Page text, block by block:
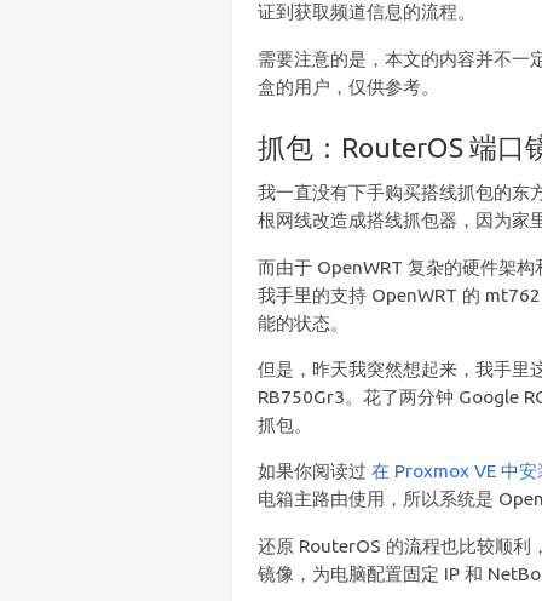
证到获取频道信息的流程。
需要注意的是，本文的内容并不一
盒的用户，仅供参考。
抓包：RouterOS 端口
我一直没有下手购买搭线抓包的东
根网线改造成搭线抓包器，因为家
而由于 OpenWRT 复杂的硬件架
我手里的支持 OpenWRT 的
能的状态。
但是，昨天我突然想起来，我手
RB750Gr3。花了两分钟 Google
抓包。
如果你阅读过 在 Proxmox VE 中
电箱主路由使用，所以系统是
还原 RouterOS 的流程也比较顺
镜像，为电脑配置固定 IP 和